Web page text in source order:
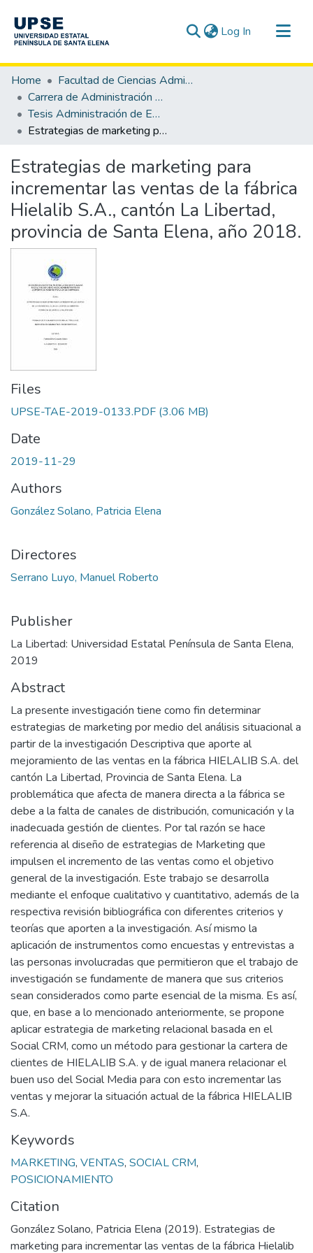
Log In (current)
Communities & Collections
All of DSpace
Statistics
Home
Facultad de Ciencias Administrativas
Carrera de Administración de Empresas
Tesis Administración de Empresas
Estrategias de marketing para incrementar las ventas de la fábrica Hielalib S.A., cantón La Libertad, provincia de Santa Elena, año 2018.
Estrategias de marketing para
incrementar las ventas de la fábrica
Hielalib S.A., cantón La Libertad,
provincia de Santa Elena, año 2018.
Files
UPSE-TAE-2019-0133.PDF (3.06 MB)
Date
2019-11-29
Authors
González Solano, Patricia Elena
Directores
Serrano Luyo, Manuel Roberto
Publisher
La Libertad: Universidad Estatal Península de Santa Elena,
2019
Abstract
La presente investigación tiene como fin determinar
estrategias de marketing por medio del análisis situacional a
partir de la investigación Descriptiva que aporte al
mejoramiento de las ventas en la fábrica HIELALIB S.A. del
cantón La Libertad, Provincia de Santa Elena. La
problemática que afecta de manera directa a la fábrica se
debe a la falta de canales de distribución, comunicación y la
inadecuada gestión de clientes. Por tal razón se hace
referencia al diseño de estrategias de Marketing que
impulsen el incremento de las ventas como el objetivo
general de la investigación. Este trabajo se desarrolla
mediante el enfoque cualitativo y cuantitativo, además de la
respectiva revisión bibliográfica con diferentes criterios y
teorías que aporten a la investigación. Así mismo la
aplicación de instrumentos como encuestas y entrevistas a
las personas involucradas que permitieron que el trabajo de
investigación se fundamente de manera que sus criterios
sean considerados como parte esencial de la misma. Es así,
que, en base a lo mencionado anteriormente, se propone
aplicar estrategia de marketing relacional basada en el
Social CRM, como un método para gestionar la cartera de
clientes de HIELALIB S.A. y de igual manera relacionar el
buen uso del Social Media para con esto incrementar las
ventas y mejorar la situación actual de la fábrica HIELALIB
S.A.
Keywords
MARKETING, VENTAS, SOCIAL CRM,
POSICIONAMIENTO
Citation
González Solano, Patricia Elena (2019). Estrategias de
marketing para incrementar las ventas de la fábrica Hielalib